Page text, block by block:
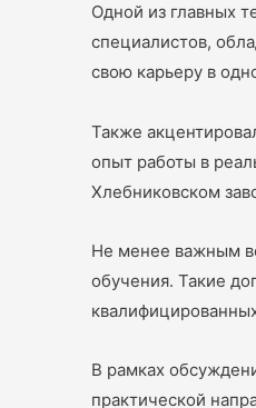
Одной из главных
специалистов,
свою карьеру в
Также
опыт работы в
Хлебниковском
Не менее важным
обучения. Такие
В рамках
практической